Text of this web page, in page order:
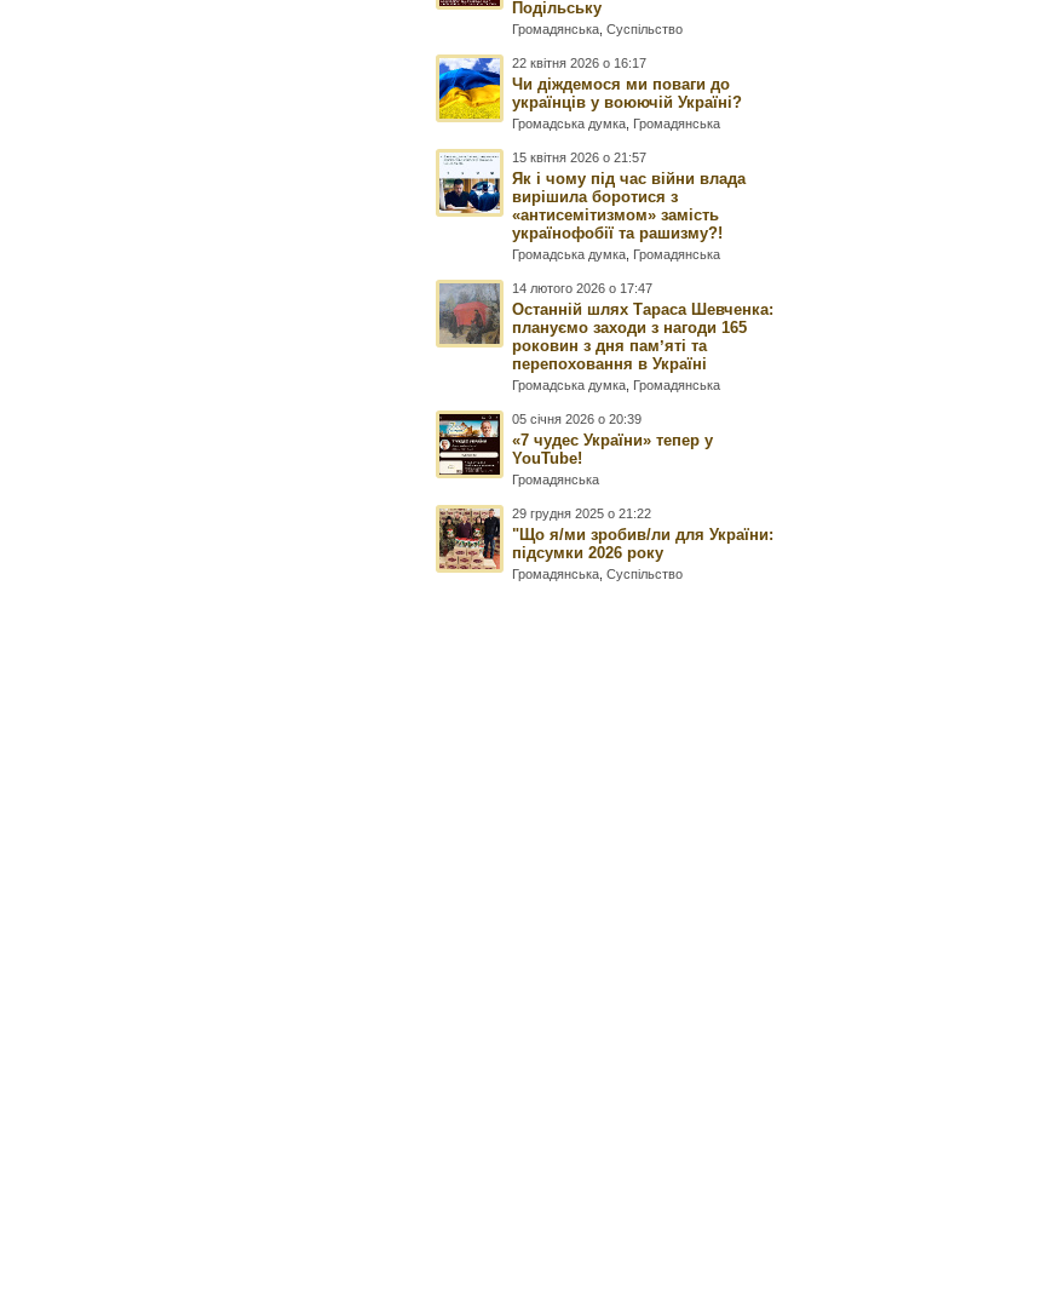
Подільську
Громадянська ,Суспільство
22 квітня 2026 о 16:17
Чи діждемося ми поваги до
українців у воюючій Україні?
Громадська думка Громадянська
15 квітня 2026 о 21:57
Як і чому під час війни влада
вирішила боротися з
«антисемітизмом» замість
українофобії та рашизму?!
Громадська думка Громадянська
14 лютого 2026 о 17:47
Останній шлях Тараса Шевченка:
плануємо заходи з нагоди 165
роковин з дня памʼяті та
перепоховання в Україні
Громадська думка Громадянська
05 січня 2026 о 20:39
«7 чудес України» тепер у
YouTube!
Громадянська
29 грудня 2025 о 21:22
"Що я/ми зробив/ли для України:
підсумки 2026 року
Громадянська ,Суспільство